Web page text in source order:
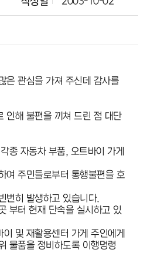
은 관심을 가져 주신데 감사를
인해 불편을 끼쳐 드린 점 대단
종 자동차 부품, 오트바이 가게
여 주민들로부터 통행불편을 호
번히 발생하고 있습니다.
부터 현재 단속을 실시하고 있
및 재활용센터 가게 주인에게
물품을 정비하도록 이행명령